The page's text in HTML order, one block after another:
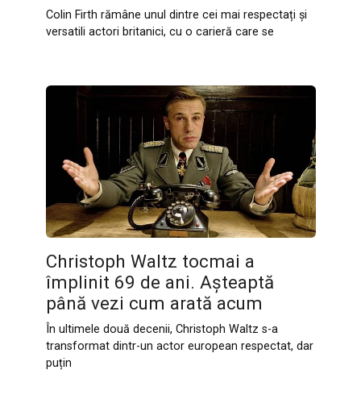
Colin Firth rămâne unul dintre cei mai respectați și
versatili actori britanici, cu o carieră care se
Christoph Waltz tocmai a
împlinit 69 de ani. Așteaptă
până vezi cum arată acum
În ultimele două decenii, Christoph Waltz s-a
transformat dintr-un actor european respectat, dar
puțin